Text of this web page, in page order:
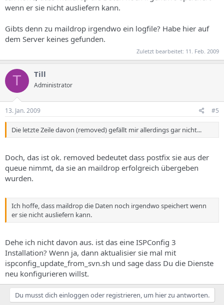
wenn er sie nicht ausliefern kann.
Gibts denn zu maildrop irgendwo ein logfile? Habe hier auf
dem Server keines gefunden.
Zuletzt bearbeitet: 11. Feb. 2009
T Till
Administrator
13. Jan. 2009 #5
Die letzte Zeile davon (removed) gefällt mir allerdings gar nicht...
Doch, das ist ok. removed bedeutet dass postfix sie aus der
queue nimmt, da sie an maildrop erfolgreich übergeben
wurden.
Ich hoffe, dass maildrop die Daten noch irgendwo speichert wenn
er sie nicht ausliefern kann.
Dehe ich nicht davon aus. ist das eine ISPConfig 3
Installation? Wenn ja, dann aktualisier sie mal mit
ispconfig_update_from_svn.sh und sage dass Du die Dienste
neu konfigurieren willst.
Du musst dich einloggen oder registrieren, um hier zu antworten.